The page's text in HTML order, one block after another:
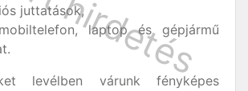
juttatások,
laptop és gépjármű
levélben várunk fényképes